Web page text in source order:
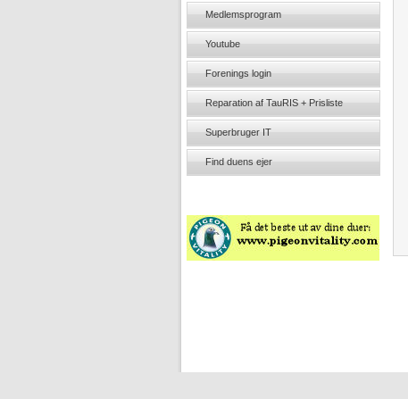
Medlemsprogram
Youtube
Forenings login
Reparation af TauRIS + Prisliste
Superbruger IT
Find duens ejer